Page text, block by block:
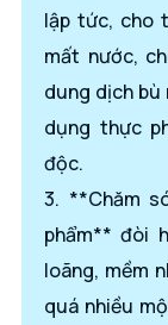
lập tức, cho
mất nước,
dung dịch bù
dụng thực
độc.
3. **Chăm
phẩm** đòi
loãng, mềm
quá nhiều